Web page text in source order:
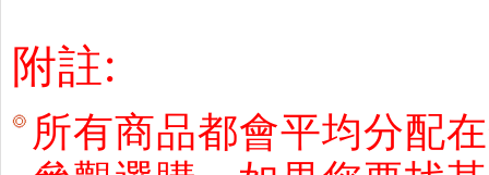
附註:
所有商品都會平均分配